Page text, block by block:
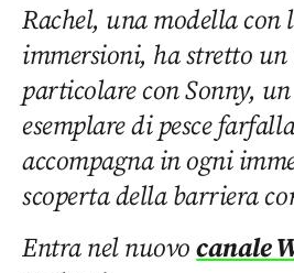
Rachel, una modella con
immersioni, ha stretto un
particolare con Sonny,
esemplare di pesce
accompagna in ogni
scoperta della barriera
Entra nel nuovocanale